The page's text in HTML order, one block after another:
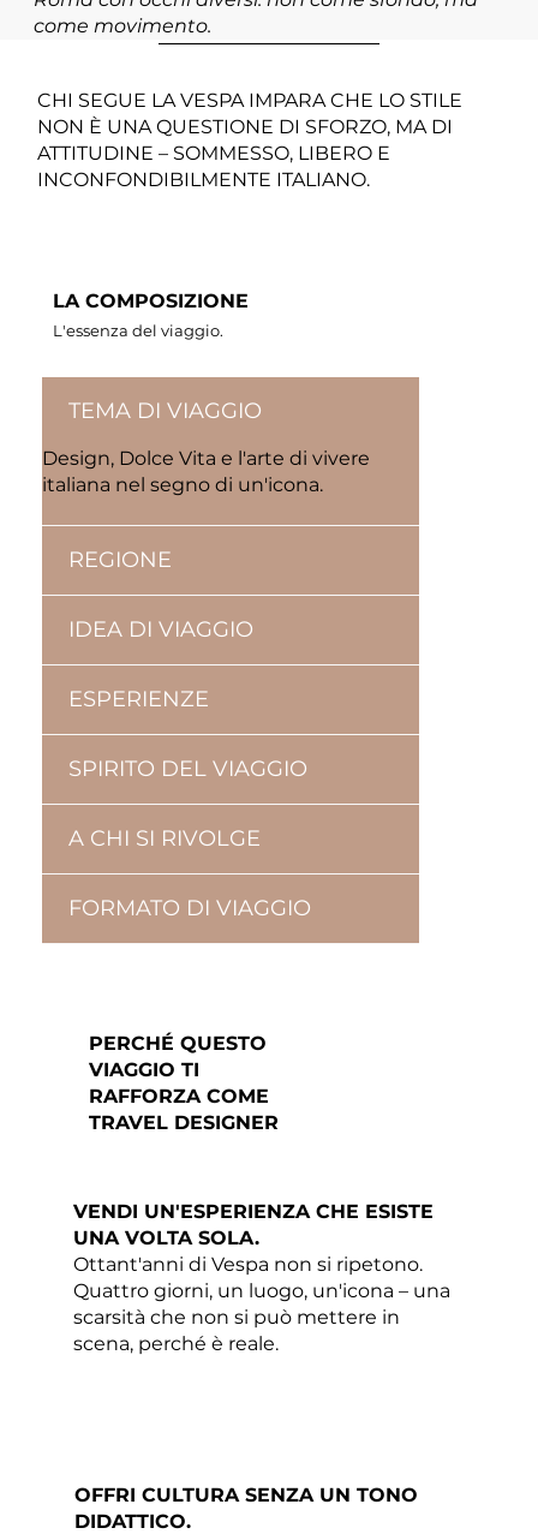
come movimento.
CHI SEGUE LA VESPA IMPARA CHE LO STILE
NON È UNA QUESTIONE DI SFORZO, MA DI
ATTITUDINE – SOMMESSO, LIBERO E
INCONFONDIBILMENTE ITALIANO.
LA COMPOSIZIONE
L'essenza del viaggio.
TEMA DI VIAGGIO
Design, Dolce Vita e l'arte di vivere
italiana nel segno di un'icona.
REGIONE
IDEA DI VIAGGIO
ESPERIENZE
SPIRITO DEL VIAGGIO
A CHI SI RIVOLGE
FORMATO DI VIAGGIO
PERCHÉ QUESTO
VIAGGIO TI
RAFFORZA COME
TRAVEL DESIGNER
VENDI UN'ESPERIENZA CHE ESISTE
UNA VOLTA SOLA.
Ottant'anni di Vespa non si ripetono.
Quattro giorni, un luogo, un'icona – una
scarsità che non si può mettere in
scena, perché è reale.
OFFRI CULTURA SENZA UN TONO
DIDATTICO.